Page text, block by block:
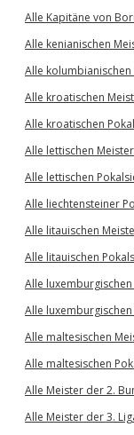
Alle Kapitäne von
Alle kenianischen
Alle
Alle kroatischen
Alle kroatischen
Alle lettischen Meister
Alle lettischen
Alle liechtensteiner
Alle litauischen
Alle litauischen
Alle
Alle
Alle maltesischen
Alle maltesischen
Alle Meister der 2.
Alle Meister der 3.